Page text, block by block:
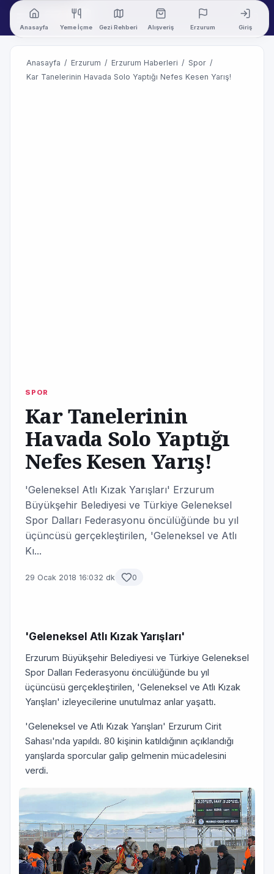
Anasayfa Yeme İçme Gezi Rehberi Alışveriş Erzurum Giriş
Anasayfa / Erzurum / Erzurum Haberleri / Spor /
Kar Tanelerinin Havada Solo Yaptığı Nefes Kesen Yarış!
SPOR
Kar Tanelerinin
Havada Solo Yaptığı
Nefes Kesen Yarış!
'Geleneksel Atlı Kızak Yarışları' Erzurum
Büyükşehir Belediyesi ve Türkiye Geleneksel
Spor Dalları Federasyonu öncülüğünde bu yıl
üçüncüsü gerçekleştirilen, 'Geleneksel ve Atlı
Kı...
29 Ocak 2018 16:032 dk 0
'Geleneksel Atlı Kızak Yarışları'
Erzurum Büyükşehir Belediyesi ve Türkiye Geleneksel
Spor Dalları Federasyonu öncülüğünde bu yıl
üçüncüsü gerçekleştirilen, 'Geleneksel ve Atlı Kızak
Yarışları' izleyecilerine unutulmaz anlar yaşattı.
'Geleneksel ve Atlı Kızak Yarışları' Erzurum Cirit
Sahası'nda yapıldı. 80 kişinin katıldığının açıklandığı
yarışlarda sporcular galip gelmenin mücadelesini
verdi.